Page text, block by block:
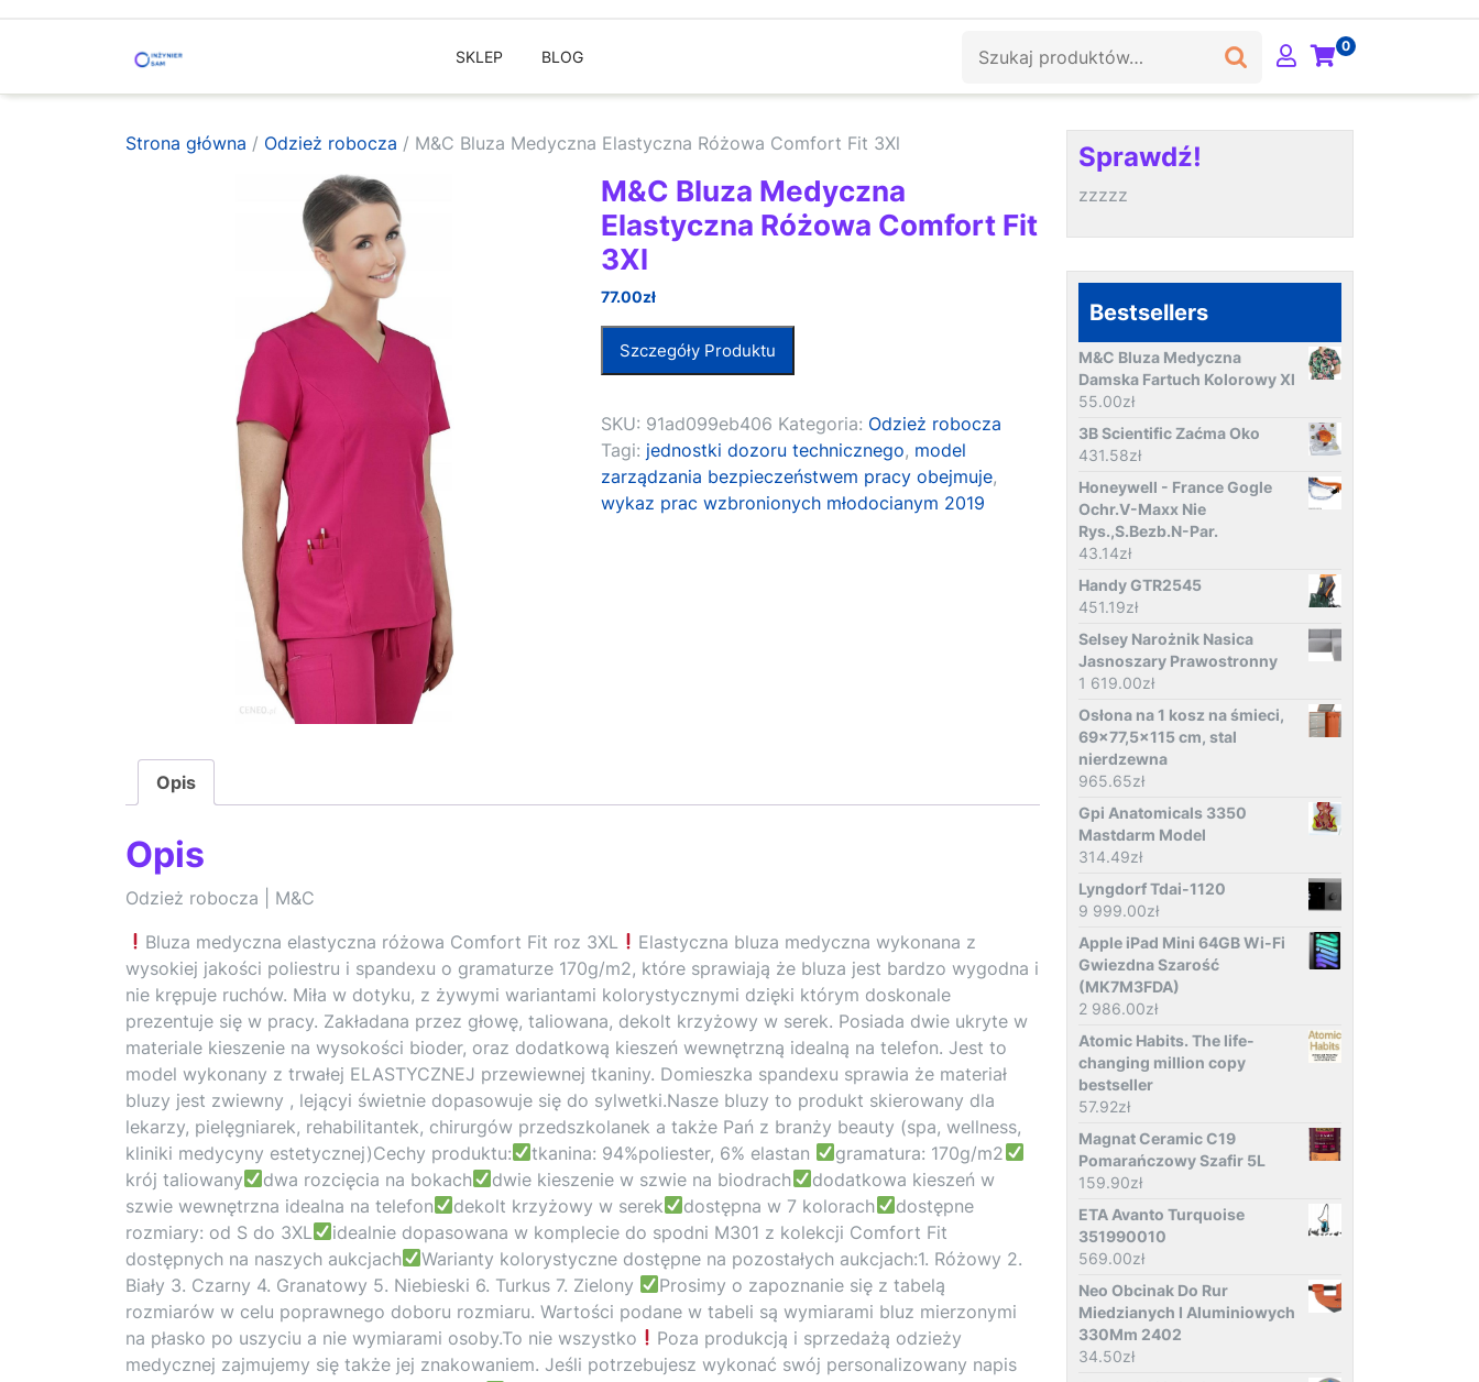
SKLEP BLOG
0
Strona główna / Odzież robocza / M&C Bluza Medyczna Elastyczna Różowa Comfort Fit 3Xl
M&C Bluza Medyczna
Elastyczna Różowa Comfort Fit
3Xl
77.00zł
Szczegóły Produktu
SKU: 91ad099eb406 Kategoria: Odzież robocza
Tagi: jednostki dozoru technicznego, model
zarządzania bezpieczeństwem pracy obejmuje,
wykaz prac wzbronionych młodocianym 2019
Opis
Opis
Odzież robocza | M&C
Bluza medyczna elastyczna różowa Comfort Fit roz 3XL
Elastyczna bluza medyczna wykonana z
wysokiej jakości poliestru i spandexu o gramaturze 170g/m2, które sprawiają że bluza jest bardzo wygodna i
nie krępuje ruchów. Miła w dotyku, z żywymi wariantami kolorystycznymi dzięki którym doskonale
prezentuje się w pracy. Zakładana przez głowę, taliowana, dekolt krzyżowy w serek. Posiada dwie ukryte w
materiale kieszenie na wysokości bioder, oraz dodatkową kieszeń wewnętrzną idealną na telefon. Jest to
model wykonany z trwałej ELASTYCZNEJ przewiewnej tkaniny. Domieszka spandexu sprawia że materiał
bluzy jest zwiewny , lejącyi świetnie dopasowuje się do sylwetki.Nasze bluzy to produkt skierowany dla
lekarzy, pielęgniarek, rehabilitantek, chirurgów przedszkolanek a także Pań z branży beauty (spa, wellness,
kliniki medycyny estetycznej)Cechy produktu:
tkanina: 94%poliester, 6% elastan
gramatura: 170g/m2
krój taliowany
dwa rozcięcia na bokach dwie kieszenie w szwie na biodrach
dodatkowa kieszeń w
szwie wewnętrzna idealna na telefon
dekolt krzyżowy w serek dostępna w 7 kolorach
dostępne
rozmiary: od S do 3XL
idealnie dopasowana w komplecie do spodni M301 z kolekcji Comfort Fit
dostępnych na naszych aukcjach
Warianty kolorystyczne dostępne na pozostałych aukcjach:1. Różowy 2.
Biały 3. Czarny 4. Granatowy 5. Niebieski 6. Turkus 7. Zielony
Prosimy o zapoznanie się z tabelą
rozmiarów w celu poprawnego doboru rozmiaru. Wartości podane w tabeli są wymiarami bluz mierzonymi
na płasko po uszyciu a nie wymiarami osoby.To nie wszystko
Poza produkcją i sprzedażą odzieży
medycznej zajmujemy się także jej znakowaniem. Jeśli potrzebujesz wykonać swój personalizowany napis
Sprawdź!
zzzzz
Bestsellers
M&C Bluza Medyczna
Damska Fartuch Kolorowy Xl
55.00zł
3B Scientific Zaćma Oko
431.58zł
Honeywell - France Gogle
Ochr.V-Maxx Nie
Rys.,S.Bezb.N-Par.
43.14zł
Handy GTR2545
451.19zł
Selsey Narożnik Nasica
Jasnoszary Prawostronny
1 619.00zł
Osłona na 1 kosz na śmieci,
69x77,5x115 cm, stal
nierdzewna
965.65zł
Gpi Anatomicals 3350
Mastdarm Model
314.49zł
Lyngdorf Tdai-1120
9 999.00zł
Apple iPad Mini 64GB Wi-Fi
Gwiezdna Szarość
(MK7M3FDA)
2 986.00zł
Atomic Habits. The life-
changing million copy
bestseller
57.92zł
Magnat Ceramic C19
Pomarańczowy Szafir 5L
159.90zł
ETA Avanto Turquoise
351990010
569.00zł
Neo Obcinak Do Rur
Miedzianych I Aluminiowych
330Mm 2402
34.50zł